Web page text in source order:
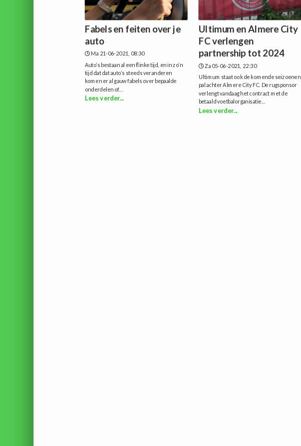
Fabels en feiten over je
auto
Ma 21-06-2021, 08:30
Auto’s bestaan al een flinke tijd, en in zo’n
tijd dat dat auto’s steeds veranderen
komen er al gauw fabels over bepaalde
onderdelen of...
Lees verder...
Ultimum en Almere City
FC verlengen
partnership tot 2024
Za 05-06-2021, 22:30
Ultimum staat ook de komende seizoenen
pal achter Almere City FC. De rugsponsor
verlengt vandaag het contract met de
betaald voetbalorganisatie...
Lees verder...